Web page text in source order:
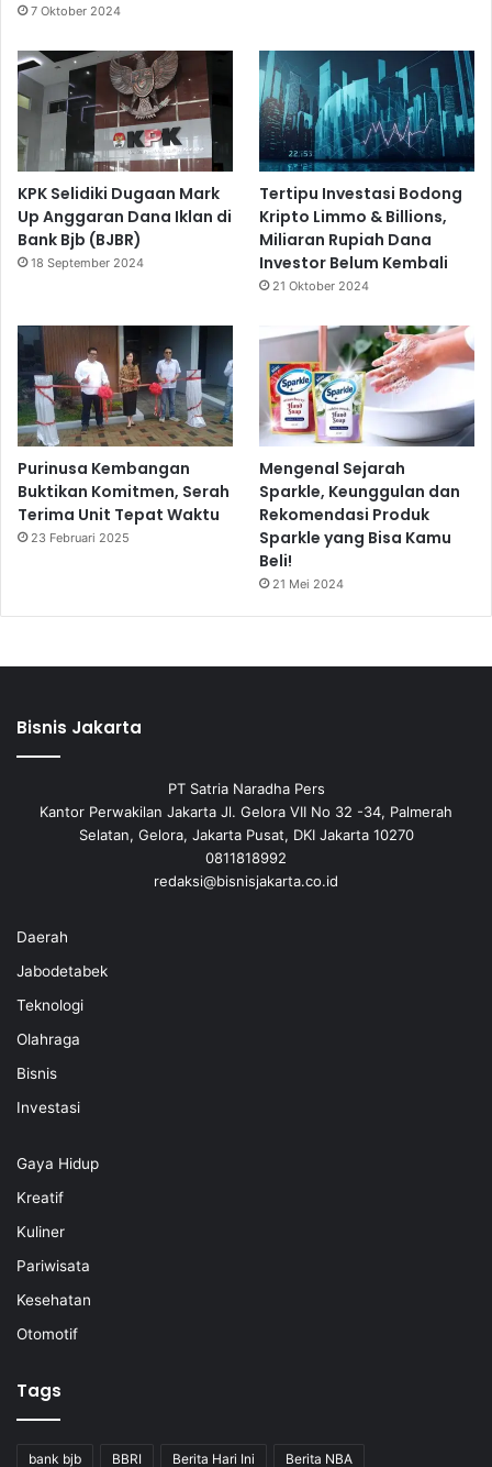
7 Oktober 2024
KPK Selidiki Dugaan Mark
Up Anggaran Dana Iklan di
Bank Bjb (BJBR)
18 September 2024
Tertipu Investasi Bodong
Kripto Limmo & Billions,
Miliaran Rupiah Dana
Investor Belum Kembali
21 Oktober 2024
Purinusa Kembangan
Buktikan Komitmen, Serah
Terima Unit Tepat Waktu
23 Februari 2025
Mengenal Sejarah
Sparkle, Keunggulan dan
Rekomendasi Produk
Sparkle yang Bisa Kamu
Beli!
21 Mei 2024
Bisnis Jakarta
PT Satria Naradha Pers
Kantor Perwakilan Jakarta Jl. Gelora VII No 32 -34, Palmerah
Selatan, Gelora, Jakarta Pusat, DKI Jakarta 10270
0811818992
redaksi@bisnisjakarta.co.id
Daerah
Jabodetabek
Teknologi
Olahraga
Bisnis
Investasi
Gaya Hidup
Kreatif
Kuliner
Pariwisata
Kesehatan
Otomotif
Tags
bank bjb BBRI Berita Hari Ini Berita NBA